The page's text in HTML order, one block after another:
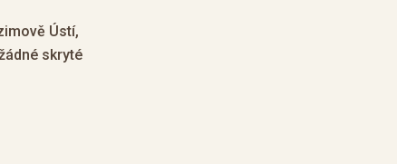
Ústí,
skryté